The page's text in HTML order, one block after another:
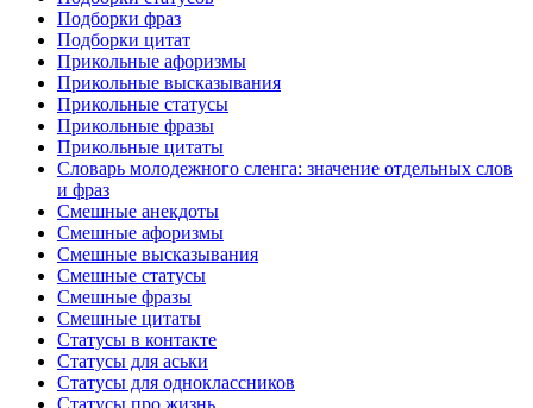
Подборки фраз
Подборки цитат
Прикольные афоризмы
Прикольные высказывания
Прикольные статусы
Прикольные фразы
Прикольные цитаты
Словарь молодежного сленга: значение отдельных слов
и фраз
Смешные анекдоты
Смешные афоризмы
Смешные высказывания
Смешные статусы
Смешные фразы
Смешные цитаты
Статусы в контакте
Статусы для аськи
Статусы для одноклассников
Статусы про жизнь